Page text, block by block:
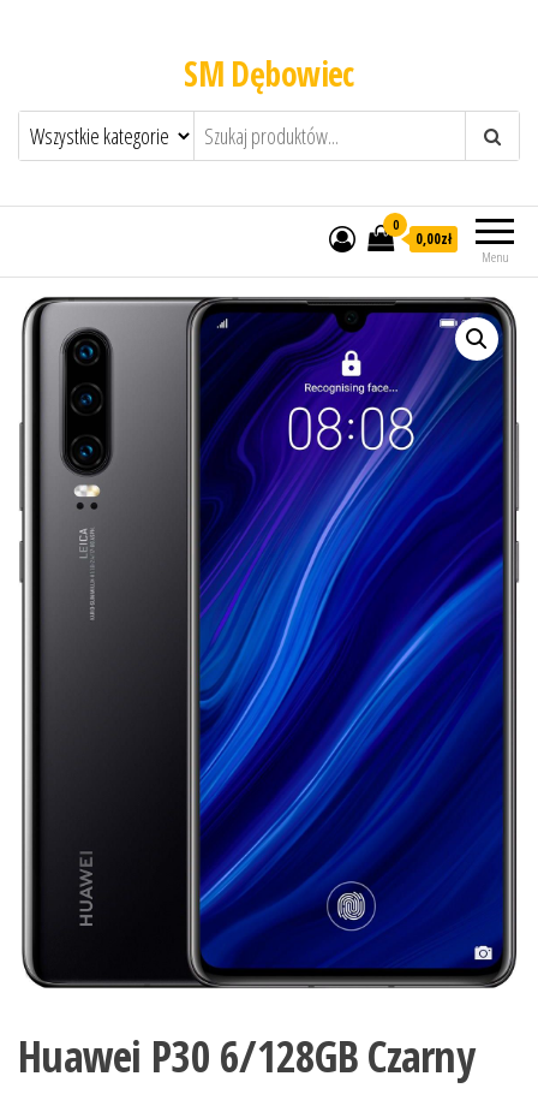
SM Dębowiec
Menu
0
0,00zł
Huawei P30 6/128GB Czarny